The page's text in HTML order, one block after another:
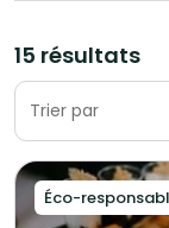
15 résultats
Trier par
Éco-